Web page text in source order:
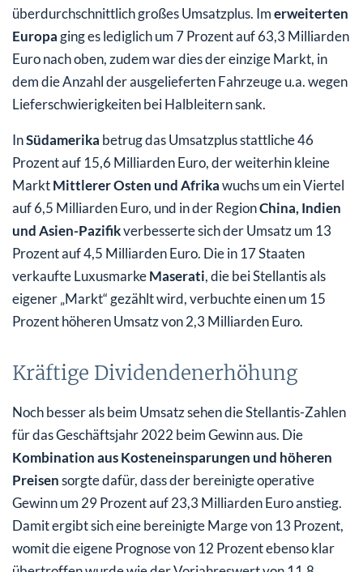
überdurchschnittlich großes Umsatzplus. Imerweiterten
Europa ging es lediglich um 7 Prozent auf 63,3 Milliarden
Euro nach oben, zudem war dies der einzige Markt, in
dem die Anzahl der ausgelieferten Fahrzeuge u.a. wegen
Lieferschwierigkeiten bei Halbleitern sank.
InSüdamerika betrug das Umsatzplus stattliche 46
Prozent auf 15,6 Milliarden Euro, der weiterhin kleine
MarktMittlerer Osten und Afrikawuchs um ein Viertel
auf 6,5 Milliarden Euro, und in der RegionChina, Indien
und Asien-Pazifikverbesserte sich der Umsatz um 13
Prozent auf 4,5 Milliarden Euro. Die in 17 Staaten
verkaufte LuxusmarkeMaserati, die bei Stellantis als
eigener „Markt“ gezählt wird, verbuchte einen um 15
Prozent höheren Umsatz von 2,3 Milliarden Euro.
Kräftige Dividendenerhöhung
Noch besser als beim Umsatz sehen die Stellantis-Zahlen
für das Geschäftsjahr 2022 beim Gewinn aus. Die
Kombination aus Kosteneinsparungen und höheren
Preisensorgte dafür, dass der bereinigte operative
Gewinn um 29 Prozent auf 23,3 Milliarden Euro anstieg.
Damit ergibt sich eine bereinigte Marge von 13 Prozent,
womit die eigene Prognose von 12 Prozent ebenso klar